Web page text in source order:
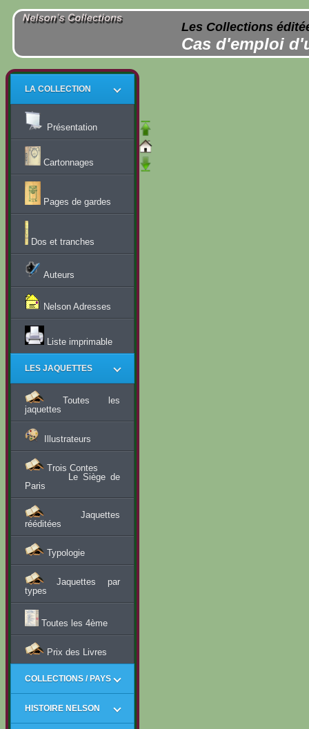
Les Collections
Cas d'emploi
LA COLLECTION
Présentation
Cartonnages
Pages de gardes
Dos et tranches
Auteurs
Nelson Adresses
Liste imprimable
LES JAQUETTES
Toutes les
jaquettes
Illustrateurs
Trois Contes
Le Siège de
Paris
Jaquettes
rééditées
Typologie
Jaquettes par
types
Toutes les 4ème
Prix des Livres
COLLECTIONS / PAYS
HISTOIRE NELSON